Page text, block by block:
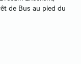
de Bus au pied du